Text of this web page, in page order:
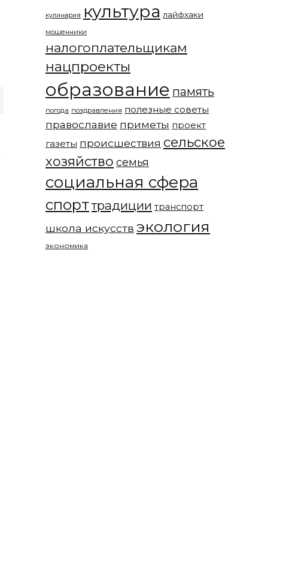
кулинария культура лайфхаки
мошенники
налогоплательщикам
нацпроекты
образование память
погода поздравления полезные советы
православие приметы проект
газеты происшествия сельское
хозяйство семья
социальная сфера
спорттрадиции транспорт
школа искусств экология
экономика